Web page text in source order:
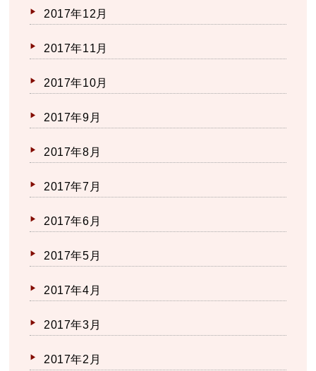
2017年12月
2017年11月
2017年10月
2017年9月
2017年8月
2017年7月
2017年6月
2017年5月
2017年4月
2017年3月
2017年2月